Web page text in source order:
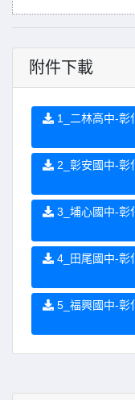
附件下載
1_二林高中-彰
2_彰安國中-彰
3_埔心國中-彰
4_田尾國中-彰
5_福興國中-彰